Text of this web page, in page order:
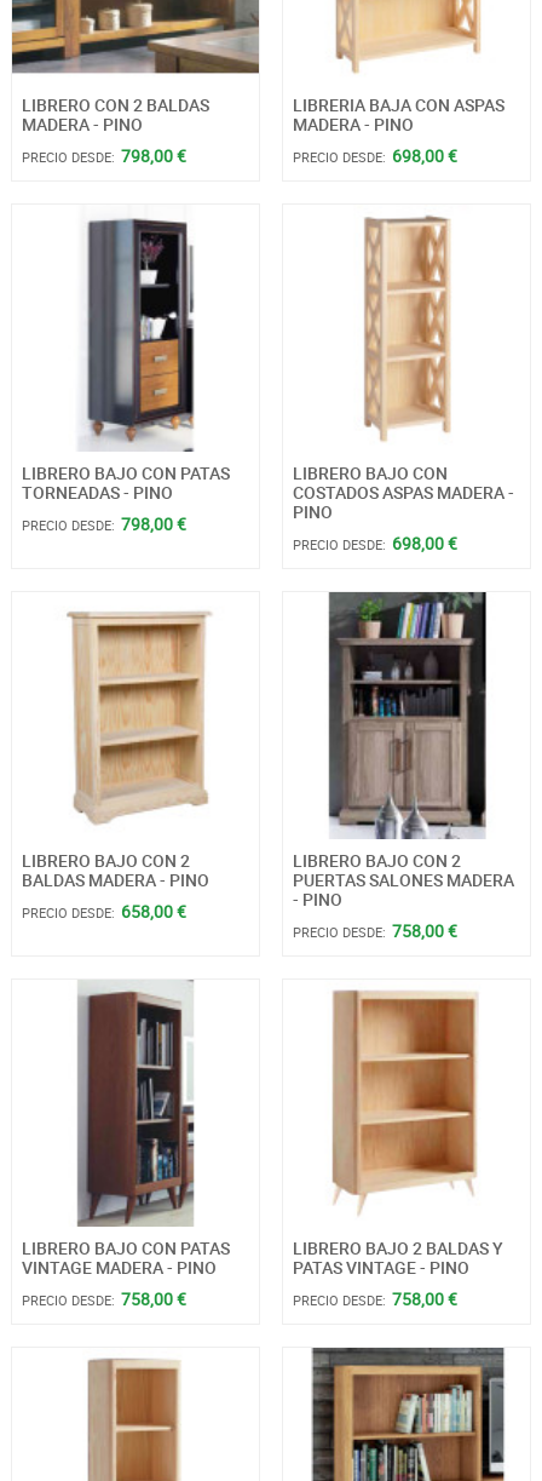
LIBRERO CON 2 BALDAS
MADERA - PINO
PRECIO DESDE: 798,00 €
LIBRERIA BAJA CON ASPAS
MADERA - PINO
PRECIO DESDE: 698,00 €
LIBRERO BAJO CON PATAS
TORNEADAS - PINO
PRECIO DESDE: 798,00 €
LIBRERO BAJO CON
COSTADOS ASPAS MADERA -
PINO
PRECIO DESDE: 698,00 €
LIBRERO BAJO CON 2
BALDAS MADERA - PINO
PRECIO DESDE: 658,00 €
LIBRERO BAJO CON 2
PUERTAS SALONES MADERA
- PINO
PRECIO DESDE: 758,00 €
LIBRERO BAJO CON PATAS
VINTAGE MADERA - PINO
PRECIO DESDE: 758,00 €
LIBRERO BAJO 2 BALDAS Y
PATAS VINTAGE - PINO
PRECIO DESDE: 758,00 €